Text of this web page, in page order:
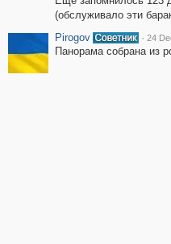
(обслуживало эти
Pirogov
· 24
Панорама собрана из